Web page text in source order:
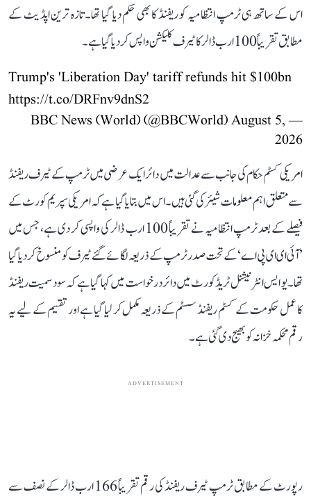
اس کے ساتھ ہی ٹرمپ انتظامیہ کو ریفنڈ کا بھی حکم دیا گیا تھا۔ تازہ ترین اپڈیٹ کے
مطابق تقریباً 100 ارب ڈالر کا ٹیرف کلیکشن واپس کر دیا گیا ہے۔
Trump's 'Liberation Day' tariff refunds hit $100bn
https://t.co/DRFnv9dnS2
— BBC News (World) (@BBCWorld)
August 5,
2026
امریکی کسٹم حکام کی جانب سے عدالت میں دائر ایک عرضی میں ٹرمپ کے ٹیرف ریفنڈ
سے متعلق اہم معلومات شیئر کی گئی ہیں۔ اس میں بتایا گیا ہے کہ امریکی سپریم کورٹ کے
فیصلے کے بعد ٹرمپ انتظامیہ نے تقریباً 100 ارب ڈالر کی واپسی کر دی ہے، جس میں
’آئی ای ای پی اے‘ کے تحت صدر ٹرمپ کے ذریعہ لگائے گئے ٹیرف کو منسوخ کر دیا گیا
تھا۔ یو ایس انٹرنیشنل ٹریڈ کورٹ میں دائر درخواست میں کہا گیا ہے کہ سود سمیت ریفنڈ
کا عمل حکومت کے کسٹم ریفنڈ سسٹم کے ذریعہ مکمل کر لیا گیا ہے اور تقسیم کے لیے یہ
رقم محکمہ خزانہ کو بھیج دی گئی ہے۔
ADVERTISEMENT
رپورٹ کے مطابق ٹرمپ ٹیرف ریفنڈ کی رقم تقریباً 166 ارب ڈالر کے نصف سے